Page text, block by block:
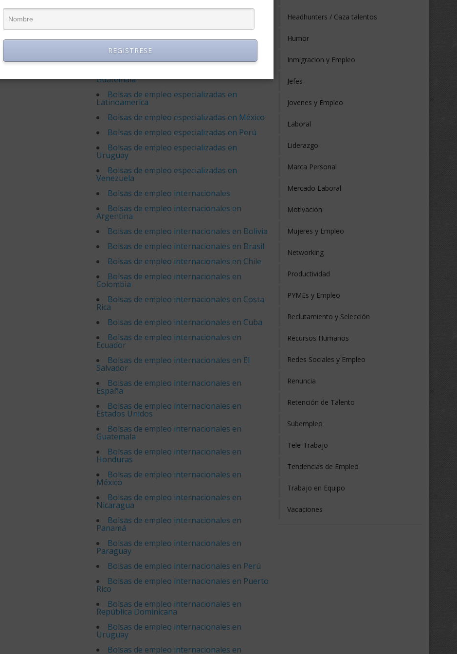
Bolsas de empleo especializadas en Ecuador
Unidos
Bolsas de empleo especializadas en Europa
Guatemala
Bolsas de empleo especializadas en
Latinoamerica
Bolsas de empleo especializadas en México
Bolsas de empleo especializadas en Perú
Bolsas de empleo especializadas en
Uruguay
Bolsas de empleo especializadas en
Venezuela
Bolsas de empleo internacionales
Bolsas de empleo internacionales en
Argentina
Bolsas de empleo internacionales en Bolivia
Bolsas de empleo internacionales en Brasil
Bolsas de empleo internacionales en Chile
Bolsas de empleo internacionales en
Colombia
Bolsas de empleo internacionales en Costa
Rica
Bolsas de empleo internacionales en Cuba
Bolsas de empleo internacionales en
Ecuador
Bolsas de empleo internacionales en El
Salvador
Bolsas de empleo internacionales en
España
Bolsas de empleo internacionales en
Estados Unidos
Bolsas de empleo internacionales en
Guatemala
Bolsas de empleo internacionales en
Honduras
Bolsas de empleo internacionales en
México
Bolsas de empleo internacionales en
Nicaragua
Bolsas de empleo internacionales en
Panamá
Bolsas de empleo internacionales en
Paraguay
Bolsas de empleo internacionales en Perú
Bolsas de empleo internacionales en Puerto
Rico
Bolsas de empleo internacionales en
República Dominicana
Bolsas de empleo internacionales en
Uruguay
Bolsas de empleo internacionales en
Headhunters / Caza talentos
Humor
Inmigracion y Empleo
Jefes
Jovenes y Empleo
Laboral
Liderazgo
Marca Personal
Mercado Laboral
Motivación
Mujeres y Empleo
Networking
Productividad
PYMEs y Empleo
Reclutamiento y Selección
Recursos Humanos
Redes Sociales y Empleo
Renuncia
Retención de Talento
Subempleo
Tele-Trabajo
Tendencias de Empleo
Trabajo en Equipo
Vacaciones
REGISTRESE